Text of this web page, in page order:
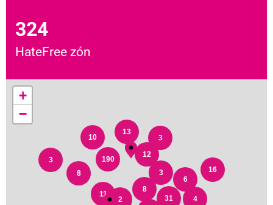
324
HateFree zón
3
2
16
6
4
8
31
3
3
13
12
10
8
11
190
+
−